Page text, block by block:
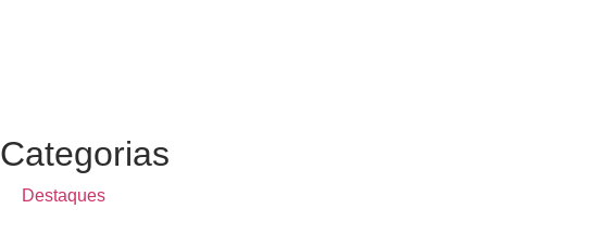
Categorias
Destaques